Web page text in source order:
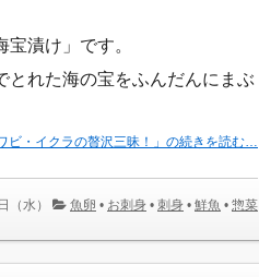
漬け」です。
とれた海の宝をふんだんにまぶ
ビ・イクラの贅沢三昧！」の続きを読む…
（水） 魚卵 • お刺身 • 刺身 • 鮮魚 • 惣菜